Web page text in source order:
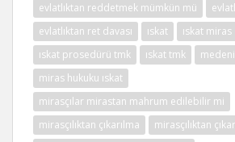
evlatlıktan reddetmek mümkün mü
evlatlıktan ret davası
ıskat ıskat miras
ıskat prosedürü tmk
ıskat tmk
miras hukuku ıskat
mirasçılar mirastan mahrum edilebilir mi
mirasçılıktan çıkarılma
mirasçılıktan